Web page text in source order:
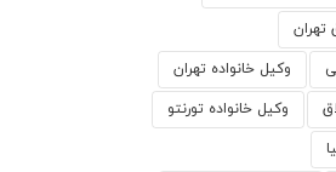
تهران
وکیل خانواده تهران
وکیل خانواده تورنتو